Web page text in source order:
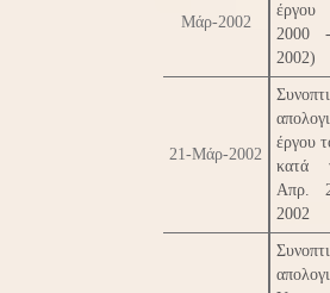
Μάρ-2002
έργου
2000
2002)
21-Μάρ-2002
έργου
κατά
Απρ.
2002